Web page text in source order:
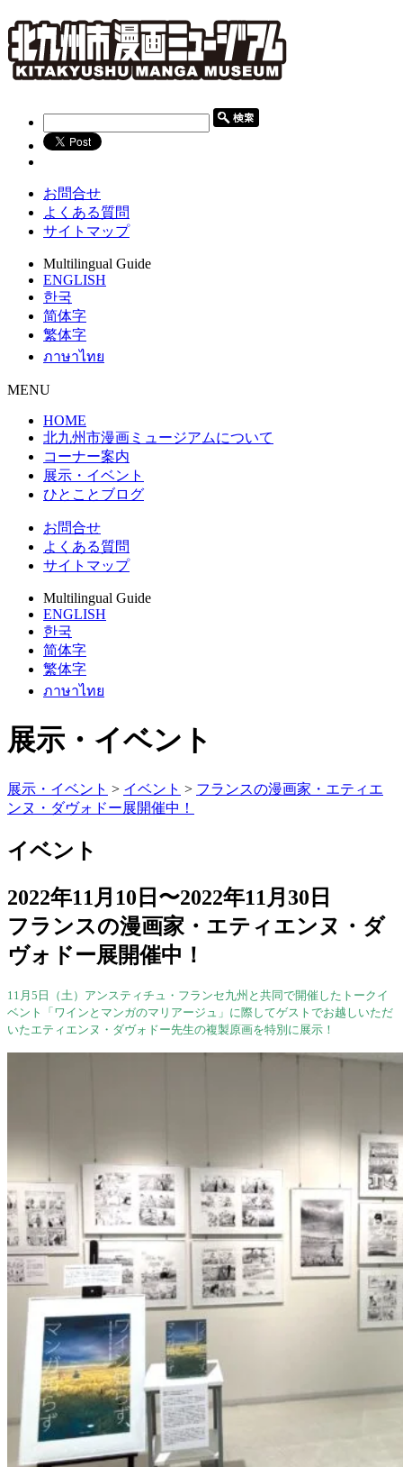
お問合せ
よくある質問
サイトマップ
Multilingual Guide
ENGLISH
한국
简体字
繁体字
ภาษาไทย
MENU
HOME
北九州市漫画ミュージアムについて
コーナー案内
展示・イベント
ひとことブログ
お問合せ
よくある質問
サイトマップ
Multilingual Guide
ENGLISH
한국
简体字
繁体字
ภาษาไทย
展示・イベント
展示・イベント > イベント > フランスの漫画家・エティエ
ンヌ・ダヴォドー展開催中！
イベント
2022年11月10日〜2022年11月30日
フランスの漫画家・エティエンヌ・ダ
ヴォドー展開催中！
11月5日（土）アンスティチュ・フランセ九州と共同で開催したトークイ
ベント「ワインとマンガのマリアージュ」に際してゲストでお越しいただ
いたエティエンヌ・ダヴォドー先生の複製原画を特別に展示！